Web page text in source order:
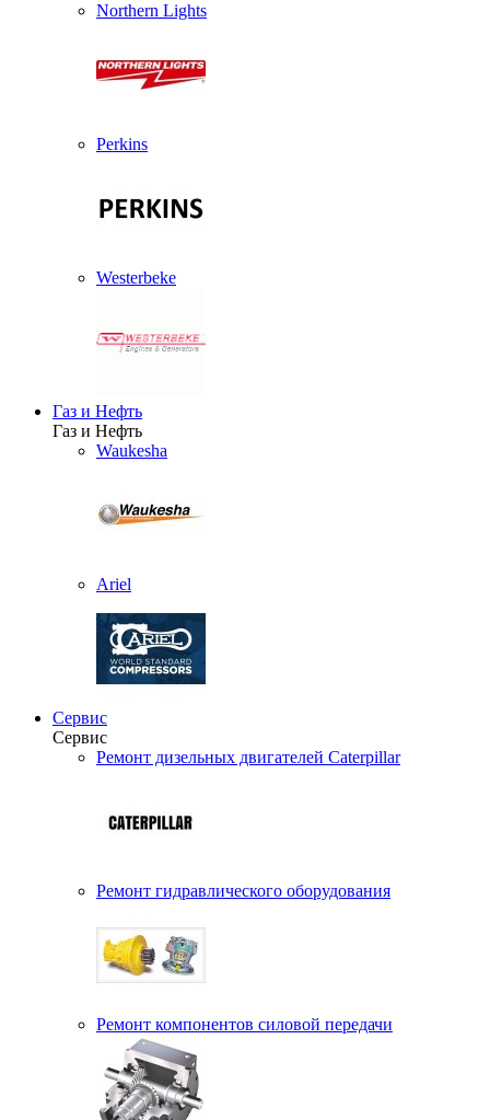
Northern Lights
Perkins
Westerbeke
Газ и Нефть
Газ и Нефть
Waukesha
Ariel
Сервис
Сервис
Ремонт дизельных двигателей Caterpillar
Ремонт гидравлического оборудования
Ремонт компонентов силовой передачи